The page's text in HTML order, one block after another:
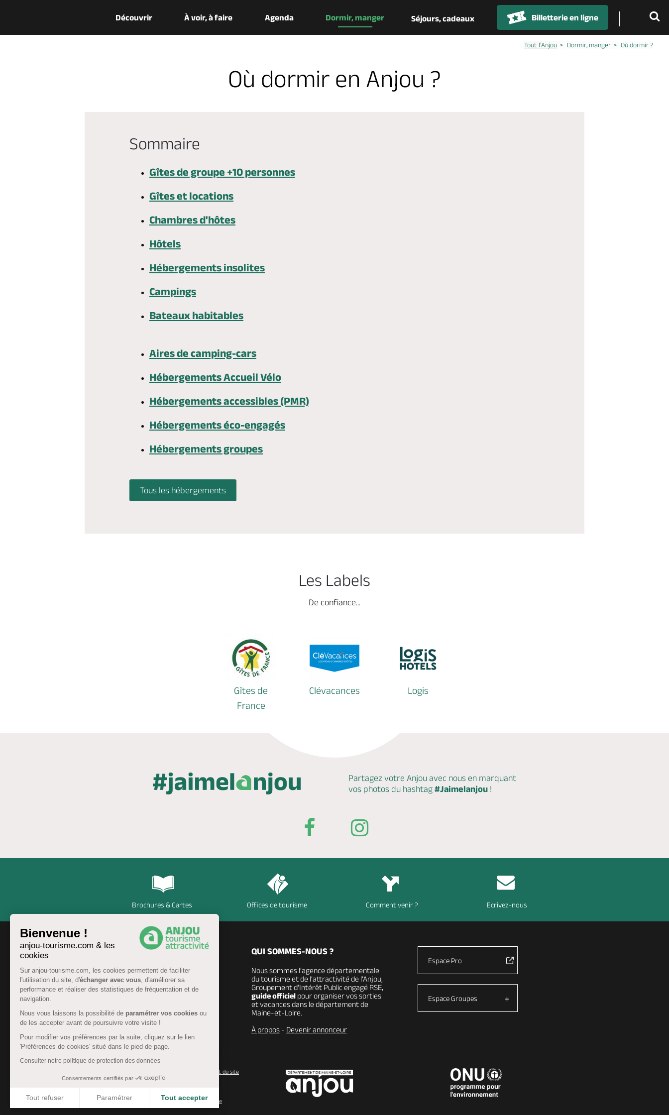
Bienvenue !
anjou-tourisme.com & les
cookies
Sur anjou-tourisme.com, les cookies permettent de faciliter
l'utilisation du site, d'échanger avec vous, d'améliorer sa
performance et réaliser des statistiques de fréquentation et de
navigation.
Nous vous laissons la possibilité de paramétrer vos cookies ou
de les accepter avant de poursuivre votre visite !
Pour modifier vos préférences par la suite, cliquez sur le lien
'Préférences de cookies' situé dans le pied de page.
Consulter notre politique de protection des données
Consentements certifiés par
Tout refuser Paramétrer Tout accepter
Découvrir À voir, à faire Agenda Dormir, manger Séjours, cadeaux Billetterie en ligne
Tout l’Anjou Dormir, manger Où dormir ?
Où dormir en Anjou ?
Sommaire
Gîtes de groupe +10 personnes
Gîtes et locations
Chambres d'hôtes
Hôtels
Hébergements insolites
Campings
Bateaux habitables
Aires de camping-cars
Hébergements Accueil Vélo
Hébergements accessibles (PMR)
Hébergements éco-engagés
Hébergements groupes
Tous les hébergements
Les Labels
De confiance...
Gîtes de
France
Clévacances Logis
Partagez votre Anjou avec nous en marquant
vos photos du hashtag #Jaimelanjou !
Brochures & Cartes Offices de tourisme Comment venir ? Ecrivez-nous
QUI SOMMES-NOUS ?
Nous sommes l’agence départementale
du tourisme et de l’attractivité de l’Anjou,
Groupement d’Intérêt Public engagé RSE,
guide officielpour organiser vos sorties
et vacances dans le département de
Maine-et-Loire.
À propos- Devenir annonceur
Espace Pro
Espace Groupes
Fonctionnement du site
CGU Réservation-Accessibilité : partiellement conforme